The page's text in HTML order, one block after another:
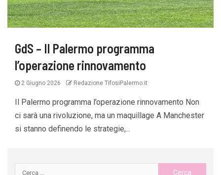
GdS – Il Palermo programma
l’operazione rinnovamento
2 Giugno 2026 Redazione TifosiPalermo.it
Il Palermo programma l’operazione rinnovamento Non
ci sarà una rivoluzione, ma un maquillage A Manchester
si stanno definendo le strategie,...